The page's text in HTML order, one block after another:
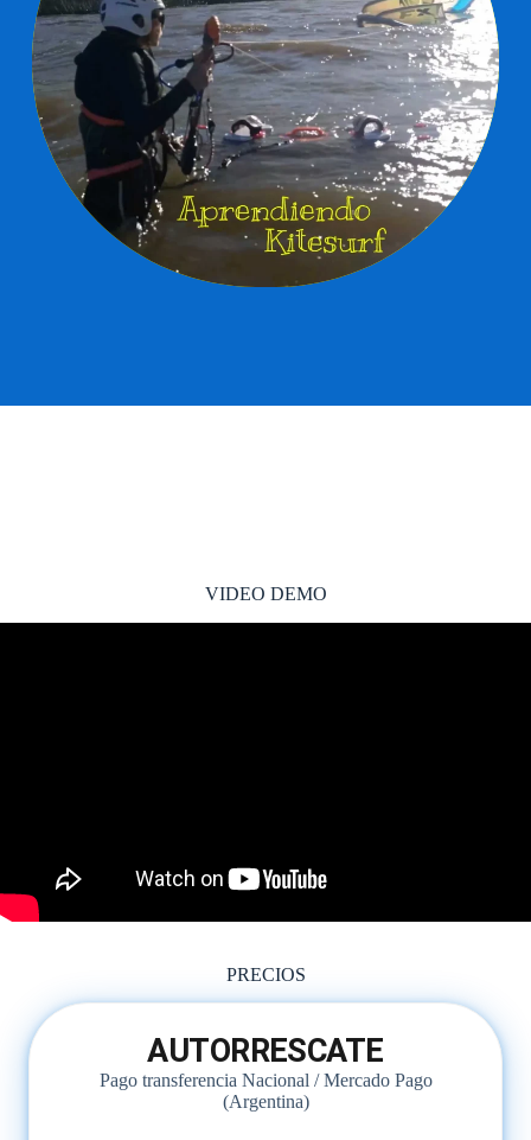
VIDEO DEMO
PRECIOS
AUTORRESCATE
Pago transferencia Nacional / Mercado Pago
(Argentina)